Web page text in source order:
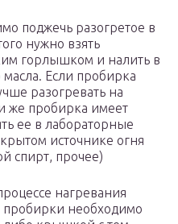
поджечь разогретое в
нужно взять
горлышком и налить в
Если пробирка
разогревать на
же пробирка имеет
ее в лабораторные
источнике огня
спирт, прочее)
нагревания
необходимо